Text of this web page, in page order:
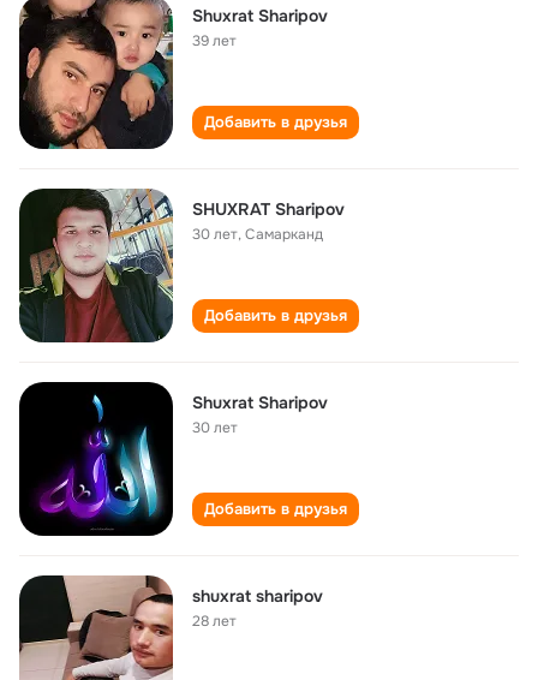
Shuxrat Sharipov
39 лет
Добавить в друзья
SHUXRAT Sharipov
30 лет,Самарканд
Добавить в друзья
Shuxrat Sharipov
30 лет
Добавить в друзья
shuxrat sharipov
28 лет